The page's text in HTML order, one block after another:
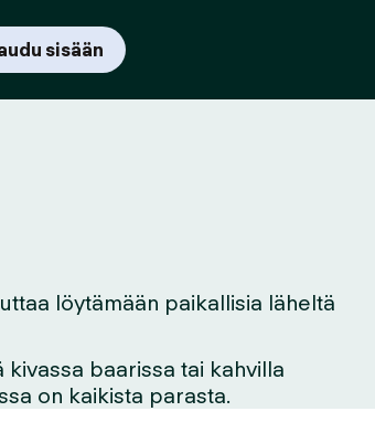
sisään
löytämään paikallisia läheltä
baarissa tai kahvilla
on kaikista parasta.